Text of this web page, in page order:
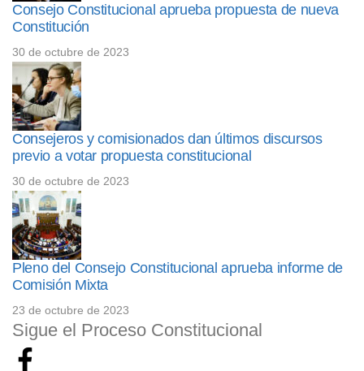
Consejo Constitucional aprueba propuesta de nueva
Constitución
30 de octubre de 2023
Consejeros y comisionados dan últimos discursos
previo a votar propuesta constitucional
30 de octubre de 2023
Pleno del Consejo Constitucional aprueba informe de
Comisión Mixta
23 de octubre de 2023
Sigue el Proceso Constitucional